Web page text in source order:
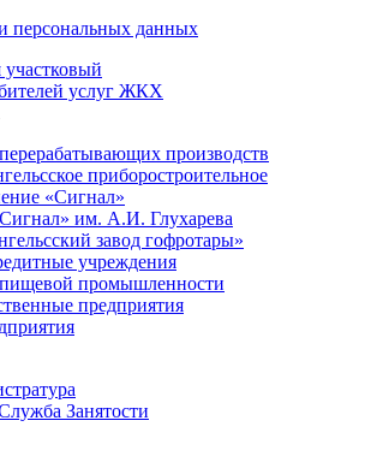
персональных данных
производств
приборостроительное
«Сигнал»
им. А.И. Глухарева
завод гофротары»
учреждения
промышленности
предприятия